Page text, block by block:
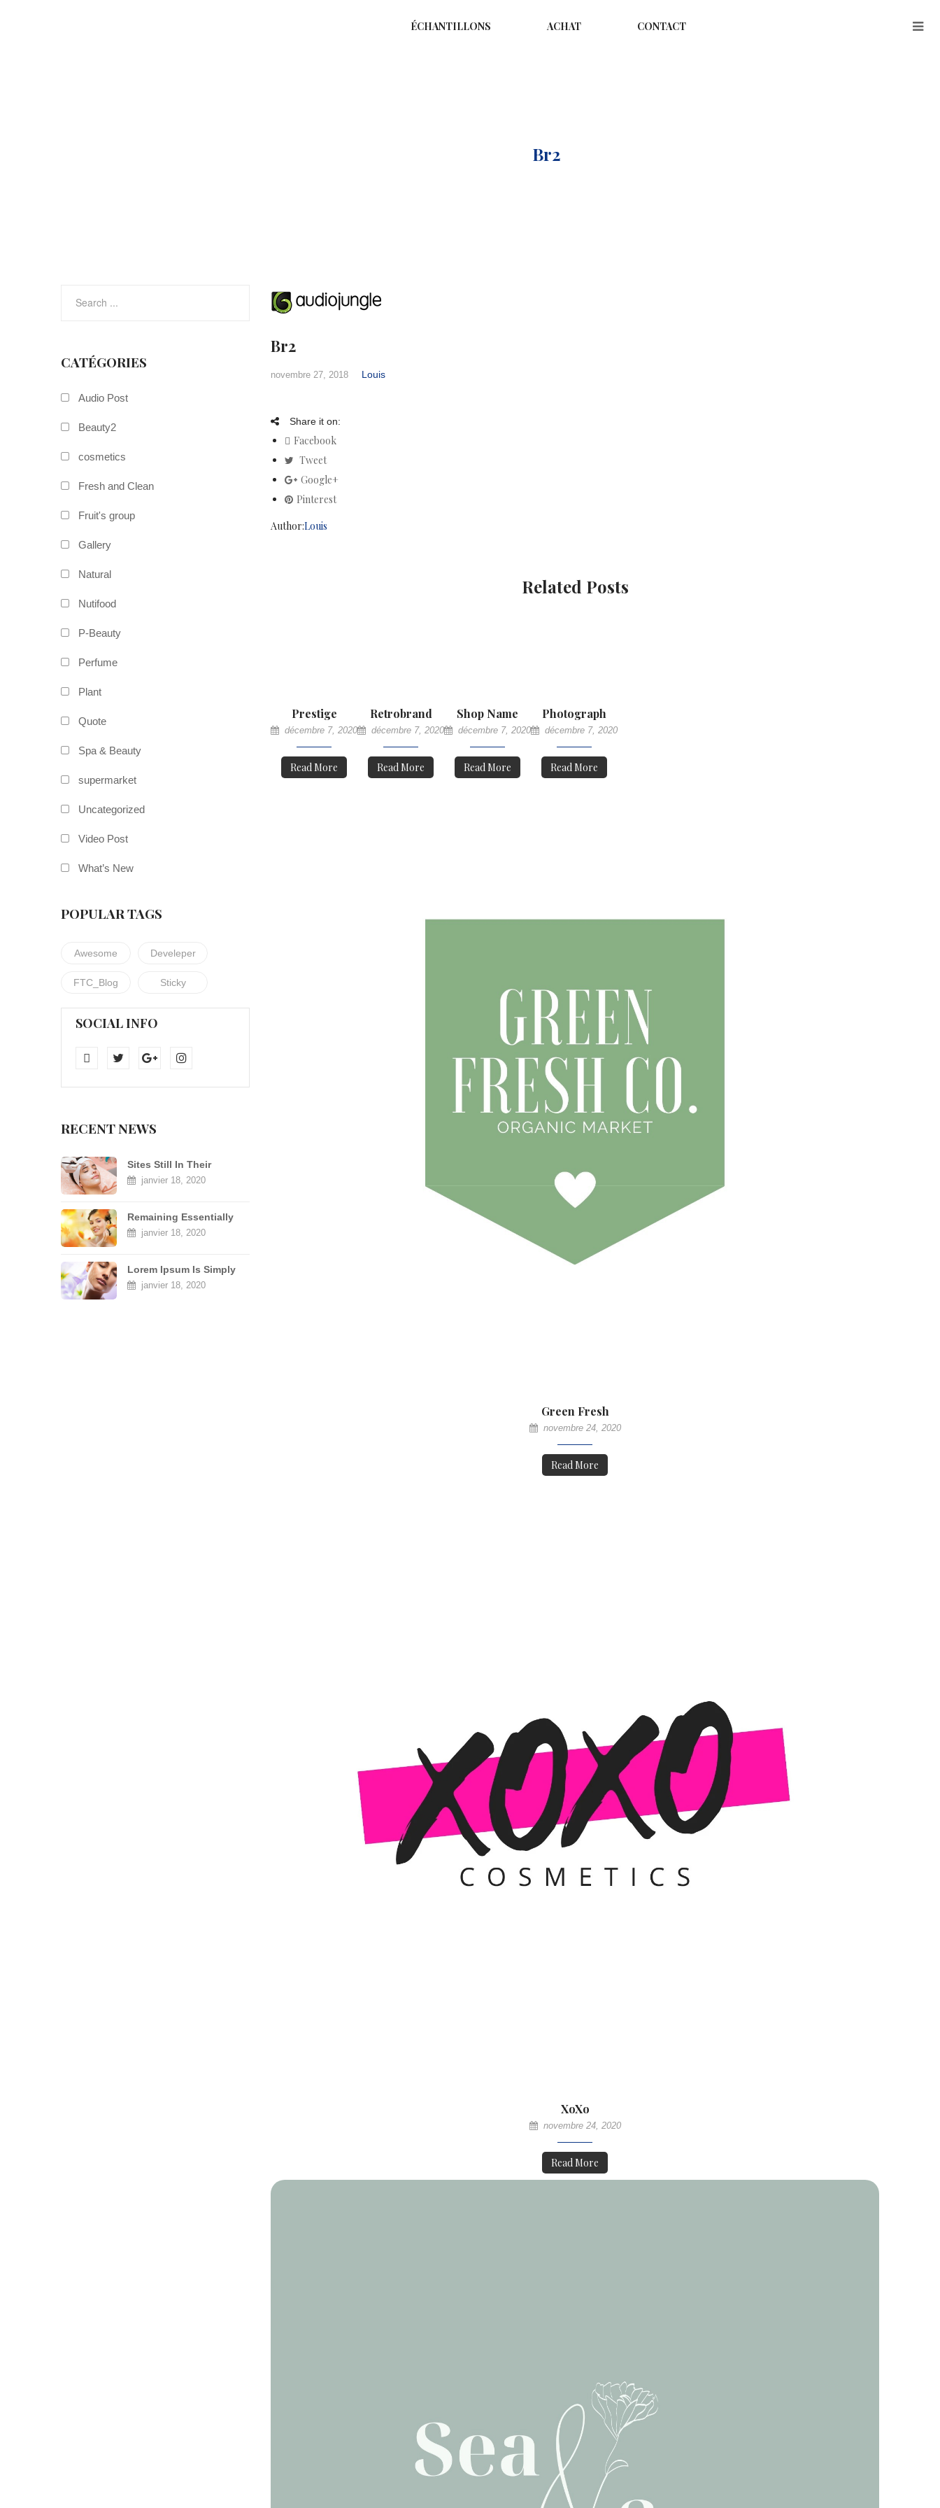
ÉCHANTILLONS ACHAT CONTACT
Br2
CATÉGORIES
Audio Post
Beauty2
cosmetics
Fresh and Clean
Fruit's group
Gallery
Natural
Nutifood
P-Beauty
Perfume
Plant
Quote
Spa & Beauty
supermarket
Uncategorized
Video Post
What’s New
POPULAR TAGS
Awesome Develeper
FTC_Blog Sticky
SOCIAL INFO
RECENT NEWS
Sites Still In Their
Infancy.
janvier 18, 2020
Remaining Essentially
Unchanged
janvier 18, 2020
Lorem Ipsum Is Simply
Dummy
janvier 18, 2020
Br2
novembre 27, 2018 Louis
Share it on:
Facebook
Tweet
Google+
Pinterest
Author:Louis
Related Posts
Prestige
décembre 7, 2020
Read More
Retrobrand
décembre 7, 2020
Read More
Shop Name
décembre 7, 2020
Read More
Photograph
décembre 7, 2020
Read More
Green Fresh
novembre 24, 2020
Read More
XoXo
novembre 24, 2020
Read More